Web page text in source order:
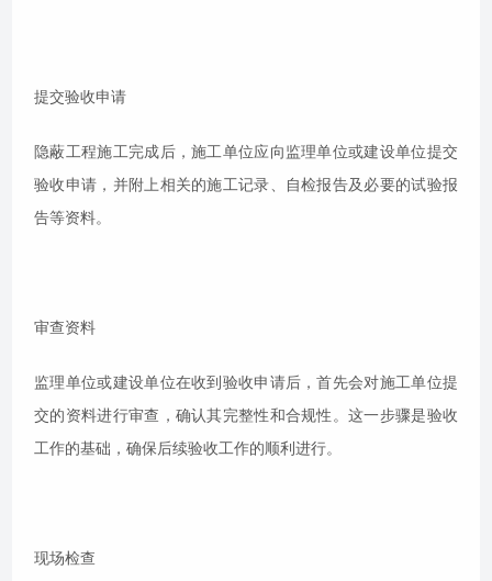
提交验收申请
隐蔽工程施工完成后，施工单位应向监理单位或建设单位提交
验收申请，并附上相关的施工记录、自检报告及必要的试验报
告等资料。
审查资料
监理单位或建设单位在收到验收申请后，首先会对施工单位提
交的资料进行审查，确认其完整性和合规性。这一步骤是验收
工作的基础，确保后续验收工作的顺利进行。
现场检查